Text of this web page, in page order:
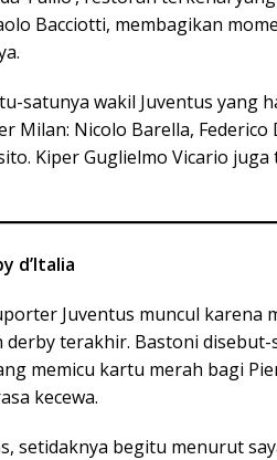
Bacciotti, membagikan
satunya wakil Juventus yang
Milan: Nicolo Barella,
Kiper Guglielmo Vicario
d’Italia
Juventus muncul karena
derby terakhir. Bastoni
memicu kartu merah bagi
kecewa.
setidaknya begitu menurut